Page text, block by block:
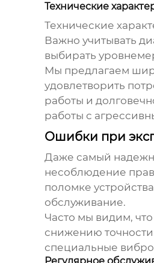
Технические
Технические
Важно учитывать
выбирать
Мы предлагаем
удовлетворить
работы и
работы с
Ошибки при
Даже самый
несоблюдение
поломке
обслуживание.
Часто мы видим, что
снижению
специальные